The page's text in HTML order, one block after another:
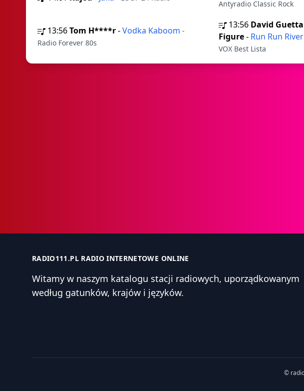
Antyradio Classic Rock
13:56Tom H****r-Vodka Kaboom -
Radio Forever 80s
13:56 David
Figure- Run Run
VOX Best Lista
RADIO111.PL RADIO INTERNETOWE ONLINE
Witamy w naszym katalogu stacji radiowych, uporządkowanym
według gatunków, krajów i języków.
©